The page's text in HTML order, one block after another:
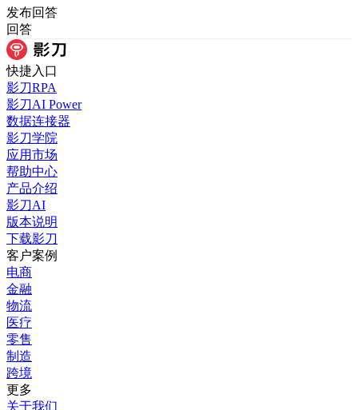
发布回答
回答
快捷入口
影刀RPA
影刀AI Power
数据连接器
影刀学院
应用市场
帮助中心
产品介绍
影刀AI
版本说明
下载影刀
客户案例
电商
金融
物流
医疗
零售
制造
跨境
更多
关于我们